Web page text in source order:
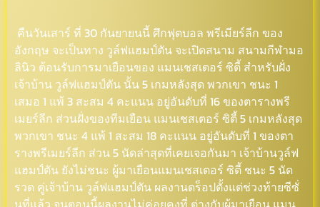
คืนวันเสาร์ ที่ 30 กันยายนนี้ ศึกฟุตบอล พรีเมียร์ลีก ของ
อังกฤษ จะเป็นทาง วูล์ฟแฮมป์ตัน จะเปิดสนาม สนามกีฬามอ
ลินิว ต้อนรับการมาเยือนของ แมนเชสเตอร์ ซิตี้ สำหรับฝั่ง
เจ้าบ้าน วูล์ฟแฮมป์ตัน นั้น 5 เกมหลังสุด พวกเขา ชนะ 1
เสมอ 1 แพ้ 3 สะสม 4 คะแนน อยู่อันดับที่ 16 ของตารางพรี
เมยร์ลีก ส่วนฝั่งของทีมเยือน แมนเชสเตอร์ ซิตี้ 5 เกมหลังสุด
พวกเขา ชนะ 4 แพ้ 1 สะสม 18 คะแนน อยู่อันดับที่ 1 ของตา
รางพรีเมยร์ลีก ส่วน 5 นัดล่าสุดที่เคยเจอกันมา เจ้าบ้านวูล์ฟ
แฮมป์ตัน ยังไม่ชนะ ผู้มาเยือนแมนเชสเตอร์ ซิตี้ ชนะ 5 นัด
รวด คู่เจ้าบ้าน วูล์ฟแฮมป์ตัน ผลงานดร็อปตั้งแต่ช่วงท้ายซีซั่